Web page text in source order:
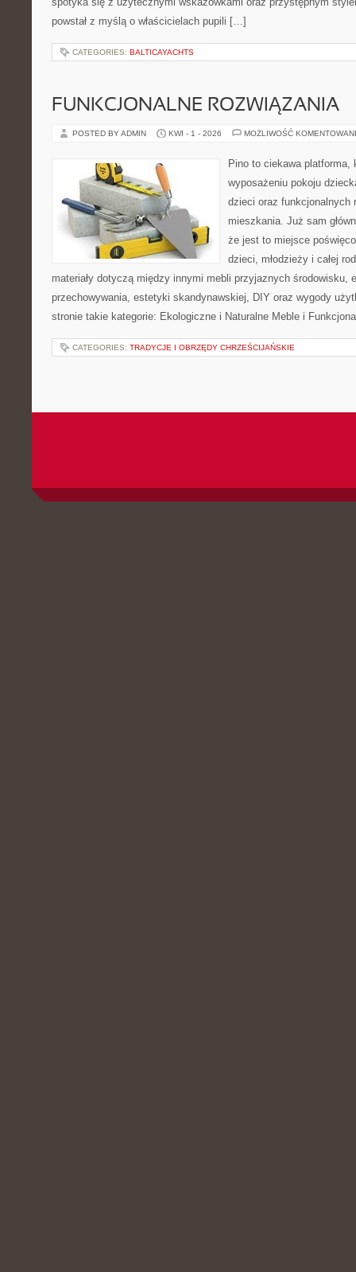
powstał z myślą o właścicielach pupili […]
CATEGORIES: BALTICAYACHTS
FUNKCJONALNE ROZWIĄZANIA
POSTED BY ADMIN KWI - 1 - 2026 MOŻLIWOŚĆ
Pino to ciekawa platforma,
wyposażeniu pokoju
dzieci oraz funkcjonalnych
mieszkania. Już sam
że jest to miejsce
dzieci, młodzieży i całej
materiały dotyczą między innymi mebli przyjaznych środowisku,
przechowywania, estetyki skandynawskiej, DIY oraz wygody
stronie takie kategorie: Ekologiczne i Naturalne Meble i
CATEGORIES: TRADYCJE I OBRZĘDY CHRZEŚCIJAŃSKIE